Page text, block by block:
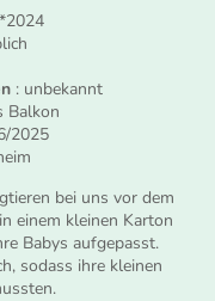
: unbekannt
Balkon
2025
bei uns vor dem
einem kleinen Karton
Babys aufgepasst.
sodass ihre kleinen